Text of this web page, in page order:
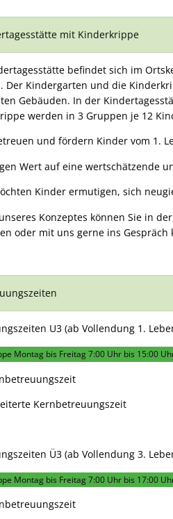
mit Kinderkrippe
befindet sich im
Der Kindergarten und die
Gebäuden. In der
werden in 3 Gruppen je 12
und fördern Kinder vom 1.
Wert auf eine wertschätzende
Kinder ermutigen, sich
Konzeptes können Sie in
oder mit uns gerne ins Gespräch
U3 (ab Vollendung 1.
Montag bis Freitag 7:00 Uhr bis 15:00
Kernbetreuungszeit
Ü3 (ab Vollendung 3.
Montag bis Freitag 7:00 Uhr bis 17:00